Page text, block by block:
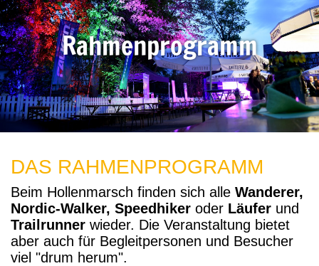
Rahmenprogramm
DAS RAHMENPROGRAMM
Beim Hollenmarsch finden sich alle Wanderer,
Nordic-Walker, Speedhiker oder Läufer und
Trailrunner wieder. Die Veranstaltung bietet
aber auch für Begleitpersonen und Besucher
viel "drum herum".